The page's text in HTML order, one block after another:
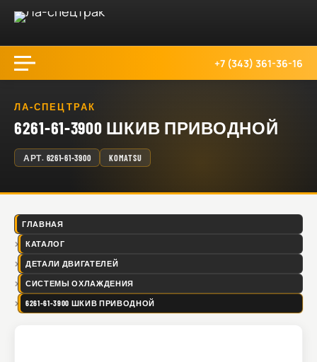
+7 (343) 361-36-16
ЛА-СПЕЦТРАК
6261-61-3900 ШКИВ ПРИВОДНОЙ
АРТ. 6261-61-3900 KOMATSU
ГЛАВНАЯ
КАТАЛОГ
ДЕТАЛИ ДВИГАТЕЛЕЙ
СИСТЕМЫ ОХЛАЖДЕНИЯ
6261-61-3900 ШКИВ ПРИВОДНОЙ